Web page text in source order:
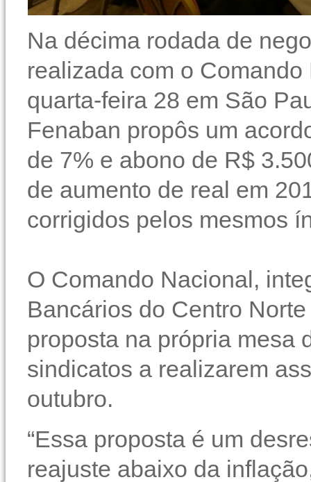
Na décima rodada de
realizada com o
quarta-feira 28 em São
Fenaban propôs um
de 7% e abono de R$
de aumento de real em
corrigidos pelos mesmos
O Comando Nacional,
Bancários do Centro
proposta na própria mesa
sindicatos a realizarem
outubro.
“Essa proposta é um
reajuste abaixo da